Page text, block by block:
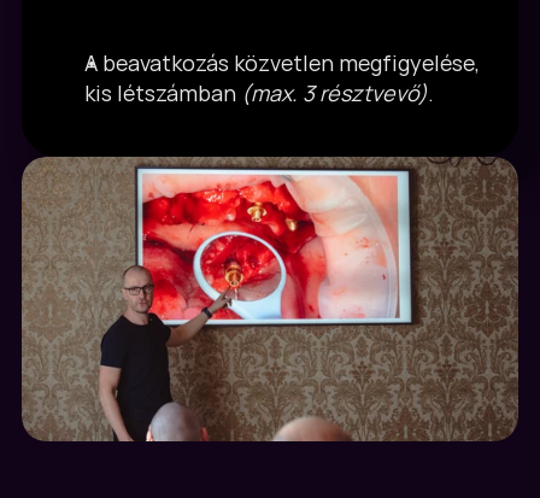
A beavatkozás közvetlen megfigyelése,
kis létszámban (max. 3 résztvevő).